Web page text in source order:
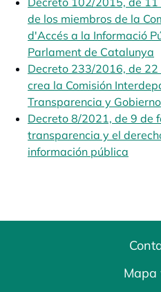
de los miembros de la
d'Accés a la Informació
Parlament de Catalunya
Decreto 233/2016, de 22
crea la Comisión
Transparencia y
Decreto 8/2021, de 9 de
transparencia y el
información pública
Mapa